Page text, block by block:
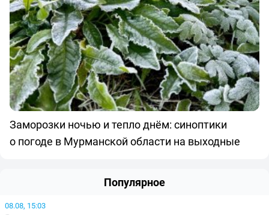
Заморозки ночью и тепло днём: синоптики
о погоде в Мурманской области на выходные
Популярное
08.08, 15:03